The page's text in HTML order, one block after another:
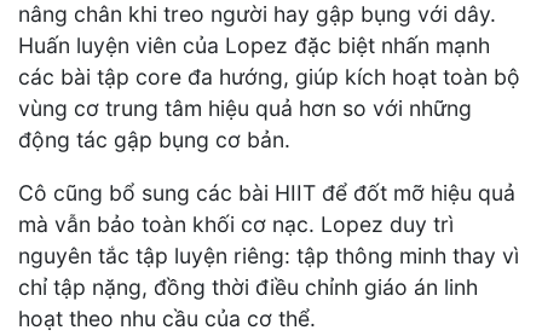
nâng chân khi treo người hay gập bụng với dây.
Huấn luyện viên của Lopez đặc biệt nhấn mạnh
các bài tập core đa hướng, giúp kích hoạt toàn bộ
vùng cơ trung tâm hiệu quả hơn so với những
động tác gập bụng cơ bản.
Cô cũng bổ sung các bài HIIT để đốt mỡ hiệu quả
mà vẫn bảo toàn khối cơ nạc. Lopez duy trì
nguyên tắc tập luyện riêng: tập thông minh thay vì
chỉ tập nặng, đồng thời điều chỉnh giáo án linh
hoạt theo nhu cầu của cơ thể.